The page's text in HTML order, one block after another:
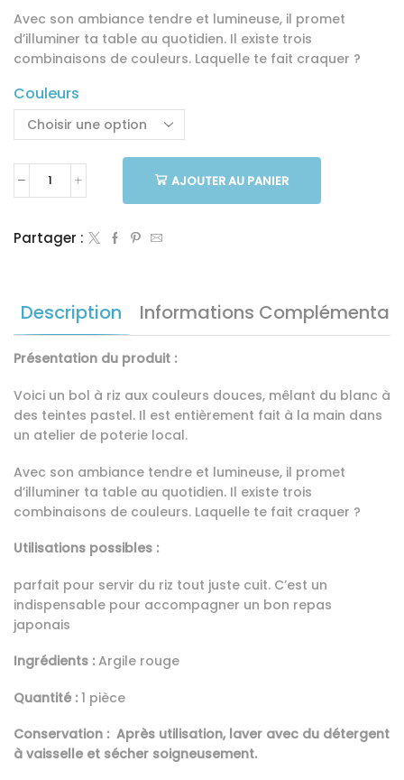
Avec son ambiance tendre et lumineuse, il promet
d’illuminer ta table au quotidien. Il existe trois
combinaisons de couleurs. Laquelle te fait craquer ?
Couleurs
quantité
Bol
bicolore
(blanc
×
AJOUTER AU PANIER
Partager :
Description Informations
Présentation du produit :
Voici un bol à riz aux couleurs douces, mêlant du blanc à
des teintes pastel. Il est entièrement fait à la main dans
un atelier de poterie local.
Avec son ambiance tendre et lumineuse, il promet
d’illuminer ta table au quotidien. Il existe trois
combinaisons de couleurs. Laquelle te fait craquer ?
Utilisations possibles :
parfait pour servir du riz tout juste cuit. C’est un
indispensable pour accompagner un bon repas
japonais
Ingrédients : Argile rouge
Quantité : 1 pièce
Conservation : Après utilisation, laver avec du détergent
à vaisselle et sécher soigneusement.